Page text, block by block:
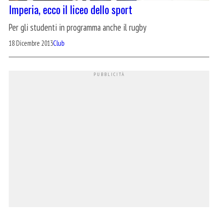
Imperia, ecco il liceo dello sport
Per gli studenti in programma anche il rugby
18 Dicembre 2013Club